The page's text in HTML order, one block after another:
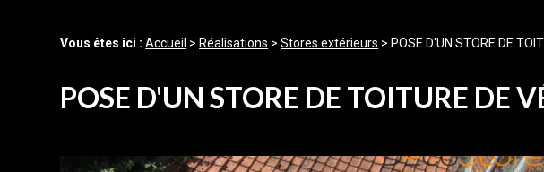
Vous êtes ici :Accueil > Réalisations >Stores extérieurs > POSE D'UN STORE DE
POSE D'UN STORE DE TOITURE DE